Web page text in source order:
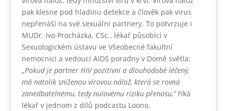
pak klesne pod hladinu detekce a člověk pak virus
nepřenáší na své sexuální partnery. To potvrzuje i
MUDr. Ivo Procházka, CSc., lékař působící v
Sexuologickém ústavu ve Všeobecné fakultní
nemocnici a vedoucí AIDS poradny v Domě světla:
„Pokud je partner HIV pozitivní a dlouhodobě léčený,
má natolik sníženou virovou nálož, která se rovná
zanedbatelnému, tedy nulovému riziku přenosu,” říká
lékař v jednom z dílů podcastu Loono.